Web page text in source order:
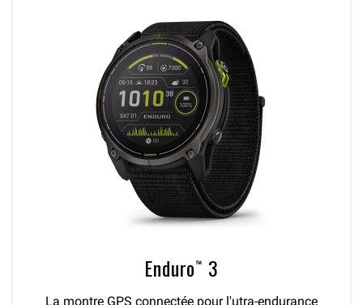
Enduro™ 3
La montre GPS connectée pour l'utra-endurance